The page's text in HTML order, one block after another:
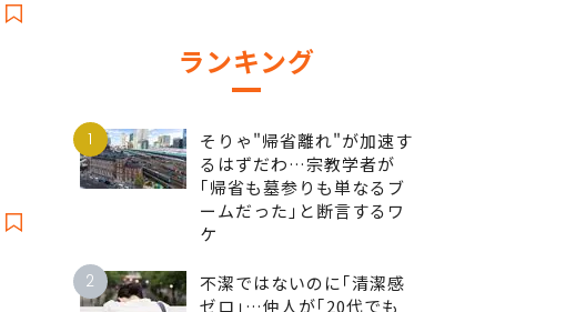
ランキング
1
そりゃ"帰省離れ"が加速す
るはずだわ…宗教学者が
｢帰省も墓参りも単なるブ
ームだった｣と断言するワ
ケ
2
不潔ではないのに｢清潔感
ゼロ｣…仲人が｢20代でも